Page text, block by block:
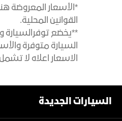
*الأسعار المعروضة
القوانين المحلية.
**يخضع توفرالسيارة
السيارة متوفرة
الاسعار اعلاه لا
السيارات الجديدة